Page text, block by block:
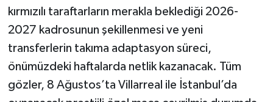
kırmızılı taraftarların merakla beklediği 2026-
2027 kadrosunun şekillenmesi ve yeni
transferlerin takıma adaptasyon süreci,
önümüzdeki haftalarda netlik kazanacak. Tüm
gözler, 8 Ağustos’ta Villarreal ile İstanbul’da